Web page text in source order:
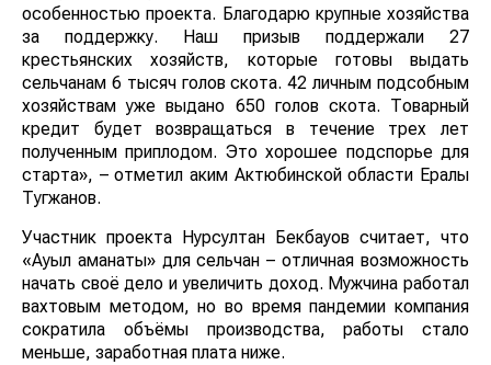
особенностью проекта. Благодарю крупные хозяйства
за поддержку. Наш призыв поддержали 27
крестьянских хозяйств, которые готовы выдать
сельчанам 6 тысяч голов скота. 42 личным подсобным
хозяйствам уже выдано 650 голов скота. Товарный
кредит будет возвращаться в течение трех лет
полученным приплодом. Это хорошее подспорье для
старта», – отметил аким Актюбинской области Ералы
Тугжанов.
Участник проекта Нурсултан Бекбауов считает, что
«Ауыл аманаты» для сельчан – отличная возможность
начать своё дело и увеличить доход. Мужчина работал
вахтовым методом, но во время пандемии компания
сократила объёмы производства, работы стало
меньше, заработная плата ниже.